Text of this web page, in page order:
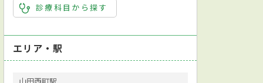
診療科目から探す
エリア・駅